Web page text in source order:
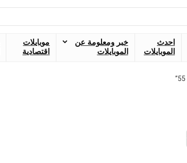
احدث
الموبايلات
خبر ومعلومة عن
الموبايلات
موبايلات
اقتصادية